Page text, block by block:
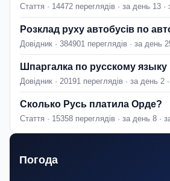
Стаття · 14472 переглядів · за день 13 ·
Розклад руху автобусів по
Довідник · 384901 переглядів · за день
Шпаргалка по русскому языку
Довідник · 20191 переглядів · за день 2
Сколько Русь платила Орде?
Стаття · 15358 переглядів · за день 8 ·
Погода